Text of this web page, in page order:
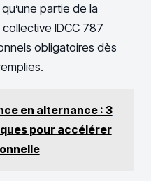
partie de la
IDCC 787
obligatoires dès
en alternance : 3
pour accélérer